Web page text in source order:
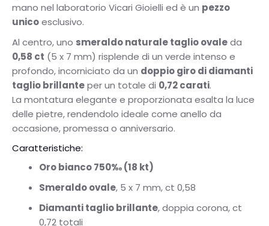
mano nel laboratorio Vicari Gioielli ed è un pezzo
unicoesclusivo.
Al centro, uno smeraldo naturale taglio ovaleda
0,58 ct (5 x 7 mm) risplende di un verde intenso e
profondo, incorniciato da un doppio giro di diamanti
taglio brillanteper un totale di 0,72 carati.
La montatura elegante e proporzionata esalta la luce
delle pietre, rendendolo ideale come anello da
occasione, promessa o anniversario.
Caratteristiche:
Oro bianco 750‰ (18 kt)
Smeraldo ovale, 5 x 7 mm, ct 0,58
Diamanti taglio brillante, doppia corona, ct
0,72 totali